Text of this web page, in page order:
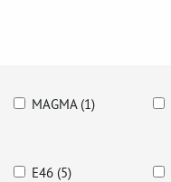
MAGMA (1)
E46 (5)